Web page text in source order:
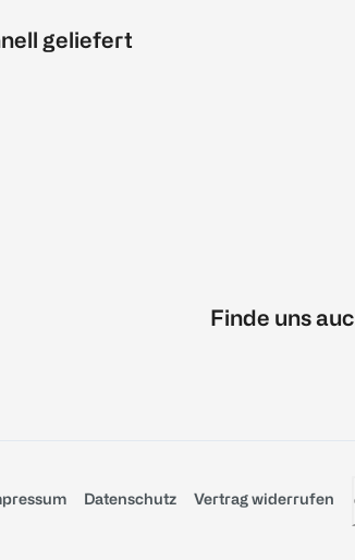
geliefert
Finde uns
Datenschutz Vertrag widerrufen